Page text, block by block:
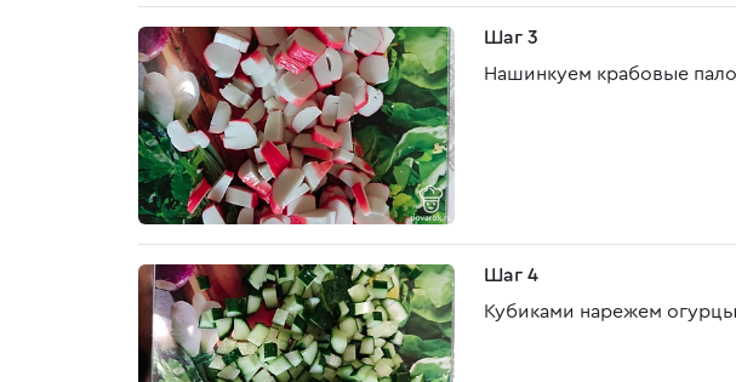
Шаг 3
Нашинкуем крабовые
Шаг 4
Кубиками нарежем